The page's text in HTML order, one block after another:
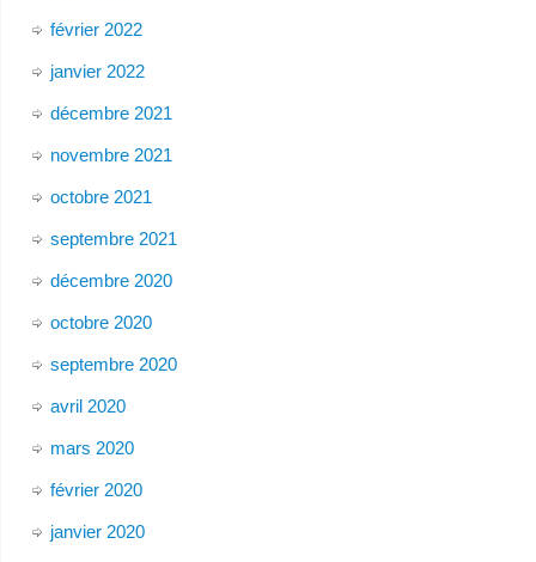
février 2022
janvier 2022
décembre 2021
novembre 2021
octobre 2021
septembre 2021
décembre 2020
octobre 2020
septembre 2020
avril 2020
mars 2020
février 2020
janvier 2020